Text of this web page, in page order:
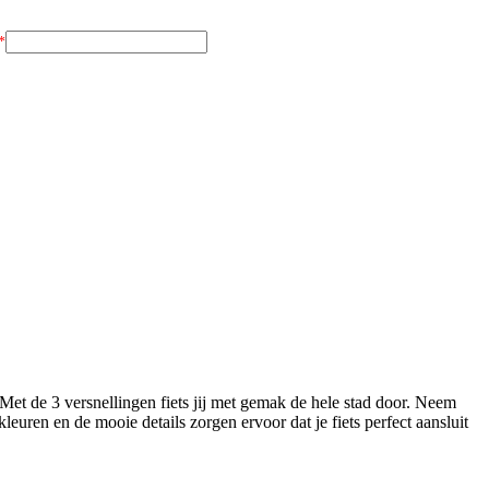
de 3 versnellingen fiets jij met gemak de hele stad door. Neem
en de mooie details zorgen ervoor dat je fiets perfect aansluit